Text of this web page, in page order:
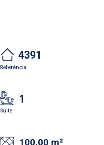
4391
Referência
1
Suite
100.00 m²